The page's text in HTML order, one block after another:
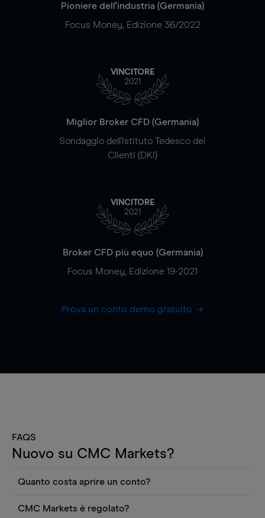
Pioniere dell'industria (Germania)
Focus Money, Edizione 36/2022
VINCITORE
2021
Miglior Broker CFD (Germania)
Sondaggio dell'Istituto Tedesco dei
Clienti (DKI)
VINCITORE
2021
Broker CFD più equo (Germania)
Focus Money, Edizione 19-2021
Prova un conto demo gratuito
FAQS
Nuovo su CMC Markets?
Quanto costa aprire un conto?
Puoi anche visualizzare gratuitamente i prezzi e
CMC Markets è regolato?